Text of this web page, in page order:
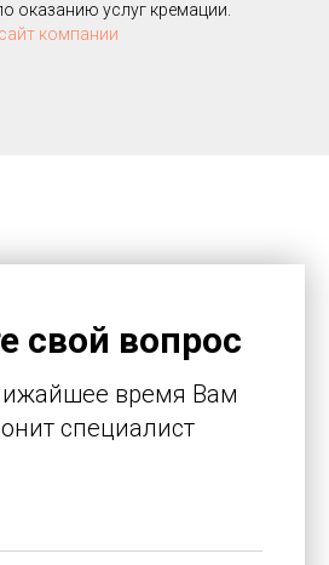
оказанию услуг кремации.
сайт компании
свой вопрос
время Вам
специалист